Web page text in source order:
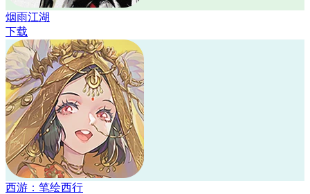
烟雨江湖
下载
西游：笔绘西行